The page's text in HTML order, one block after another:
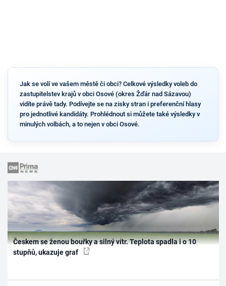
Jak se volí ve vašem městě či obci? Celkové výsledky voleb do
zastupitelstev krajů v obci Osové (okres Žďár nad Sázavou)
vidíte právě tady. Podívejte se na zisky stran i preferenční hlasy
pro jednotlivé kandidáty. Prohlédnout si můžete také výsledky v
minulých volbách, a to nejen v obci Osové.
Českem se ženou bouřky a silný vítr. Teplota spadla i o 10
stupňů, ukazuje graf